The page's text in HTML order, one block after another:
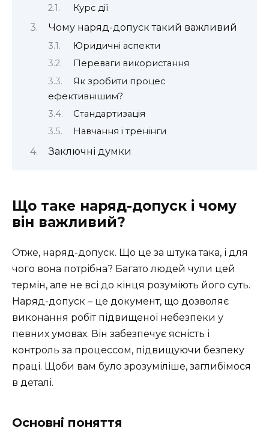
Курс дії
Чому наряд-допуск такий важливий
Юридичні аспекти
Переваги використання
Як зробити процес
ефективнішим?
Стандартизація
Навчання і тренінги
Заключні думки
Що таке наряд-допуск і чому
він важливий?
Отже, наряд-допуск. Що це за штука така, і для
чого вона потрібна? Багато людей чули цей
термін, але не всі до кінця розуміють його суть.
Наряд-допуск – це документ, що дозволяє
виконання робіт підвищеної небезпеки у
певних умовах. Він забезпечує ясність і
контроль за процессом, підвищуючи безпеку
праці. Щоби вам було зрозуміліше, заглибімося
в деталі.
Основні поняття